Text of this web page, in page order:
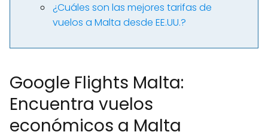
¿Cuáles son las mejores tarifas de
vuelos a Malta desde EE.UU.?
Google Flights Malta:
Encuentra vuelos
económicos a Malta